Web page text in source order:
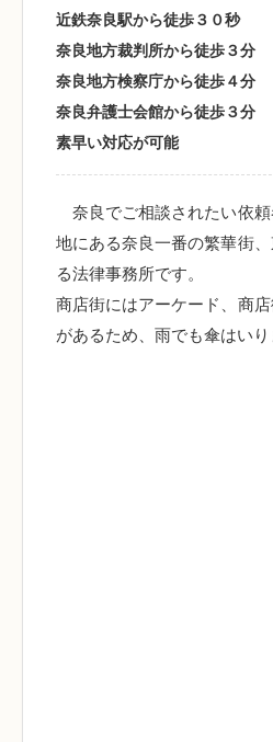
近鉄奈良駅から徒歩３０秒
奈良地方裁判所から徒歩３分
奈良地方検察庁から徒歩４分
奈良弁護士会館から徒歩３分
素早い対応が可能
奈良でご相談されたい依
地にある奈良一番の繁華街
る法律事務所です。
商店街にはアーケード、商
があるため、雨でも傘はいり